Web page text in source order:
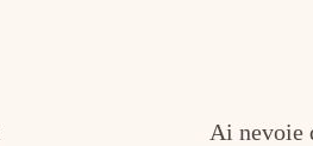
Ai nevoie